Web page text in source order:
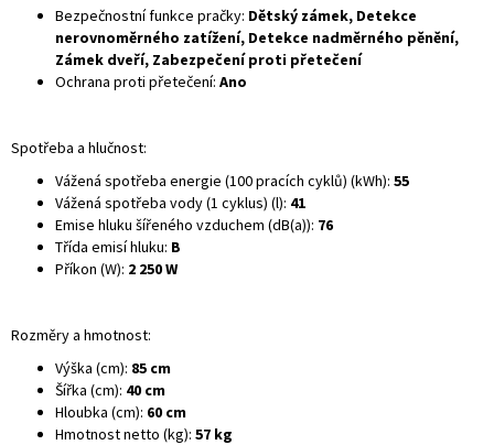
Bezpečnostní funkce pračky: Dětský zámek, Detekce
nerovnoměrného zatížení, Detekce nadměrného pěnění,
Zámek dveří, Zabezpečení proti přetečení
Ochrana proti přetečení: Ano
Spotřeba a hlučnost:
Vážená spotřeba energie (100 pracích cyklů) (kWh): 55
Vážená spotřeba vody (1 cyklus) (l): 41
Emise hluku šířeného vzduchem (dB(a)): 76
Třída emisí hluku: B
Příkon (W): 2 250 W
Rozměry a hmotnost:
Výška (cm): 85 cm
Šířka (cm): 40 cm
Hloubka (cm): 60 cm
Hmotnost netto (kg): 57 kg